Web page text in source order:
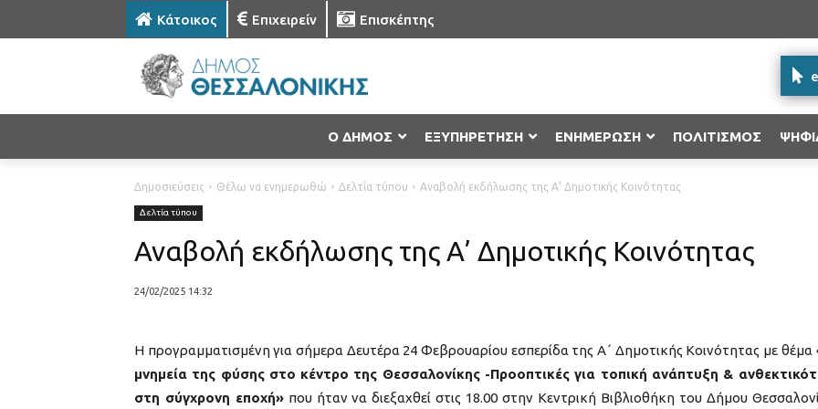
Κάτοικος Επιχειρείν Επισκέπτης
Ο ΔΗΜΟΣ ΕΞΥΠΗΡΕΤΗΣΗ
Δήλωση βάπτισης στο Ληξιαρχείο
ΕΝΗΜΕΡΩΣΗ
Ανάπτυξη 2014-2020»
ΠΟΛΙΤΙΣΜΟΣ
Δημοσιεύσεις Θέλω να ενημερωθώ Δελτία τύπου Αναβολή εκδήλωσης της Α’ Δημοτικής Κοινότητας
Δελτία τύπου
Αναβολή εκδήλωσης της Α’ Δημοτικής Κοινότητας
24/02/2025 14:32
Η προγραμματισμένη για σήμερα Δευτέρα 24 Φεβρουαρίου εσπερίδα της Α΄ Δημοτικής Κοινότητας με θέμα
μνημεία της φύσης στο κέντρο της Θεσσαλονίκης -Προοπτικές για τοπική ανάπτυξη &
στη σύγχρονη εποχή»που ήταν να διεξαχθεί στις 18.00 στην Κεντρική Βιβλιοθήκη του Δήμου